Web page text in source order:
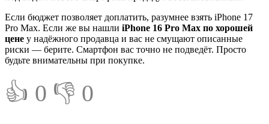
Если бюджет позволяет доплатить, разумнее взять iPhone 17
Pro Max. Если же вы нашли iPhone 16 Pro Max по хорошей
цене у надёжного продавца и вас не смущают описанные
риски — берите. Смартфон вас точно не подведёт. Просто
будьте внимательны при покупке.
👍 0 👎 0